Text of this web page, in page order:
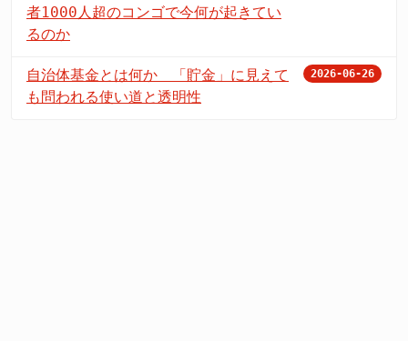
者1000人超のコンゴで今何が起きてい
るのか
自治体基金とは何か 「貯金」に見えて
も問われる使い道と透明性
2026-06-26